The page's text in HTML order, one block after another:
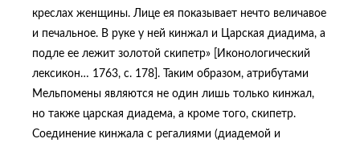
креслах женщины. Лице ея показывает нечто величавое
и печальное. В руке у ней кинжал и Царская диадима, а
подле ее лежит золотой скипетр» [Иконологический
лексикон… 1763, c. 178]. Таким образом, атрибутами
Мельпомены являются не один лишь только кинжал,
но также царская диадема, а кроме того, скипетр.
Соединение кинжала с регалиями (диадемой и